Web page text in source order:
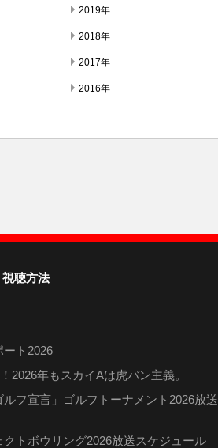
2019年
2018年
2017年
2016年
聴方法
ート2026
2026年もスカイAは虎バン主義。
ルフ宣言」ゴルフトーナメント2026放送
クトボウリング2026放送スケジュール